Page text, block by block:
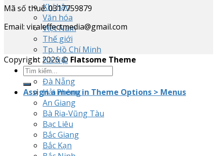
Khí hậu
Văn hóa
Việt Nam
Thế giới
Tp. Hồ Chí Minh
Hà Nội
Cần Thơ
Đà Nẵng
Hải Phòng
An Giang
Bà Rịa-Vũng Tàu
Bạc Liêu
Bắc Giang
Bắc Kạn
Mã số thuế: 0317759879
Email: viraleffectmedia@gmail.com
Copyright 2026 © Flatsome Theme
Assign a menu in Theme Options > Menus